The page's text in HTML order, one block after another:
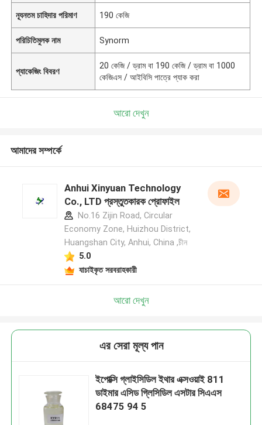
ন্যূনতম চাহিদার পরিমাণ 190 কেজি
পরিচিতিমুলক নাম Synorm
প্যাকেজিং বিবরণ
20 কেজি / ড্রাম বা 190 কেজি / ড্রাম বা 1000
কেজিএস / আইবিসি পাত্রে প্যাক করা
আরো দেখুন
আমাদের সম্পর্কে
Anhui Xinyuan Technology
Co., LTD প্রস্তুতকারক প্রোফাইল
No.16 Zijin Road, Circular
Economy Zone, Huizhou District,
Huangshan City, Anhui, China ,চীন
5.0
যাচাইকৃত সরবরাহকারী
আরো দেখুন
এর সেরা মূল্য পান
ইপোক্সি গ্লাইসিডিল ইথার এক্সওয়াই 811
ডাইমার এসিড গ্লিসিডিল এসটার সিএএস
68475 94 5